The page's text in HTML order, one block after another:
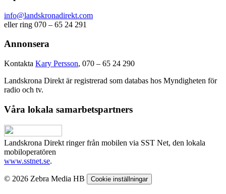
info@landskronadirekt.com
eller ring 070 – 65 24 291
Annonsera
Kontakta Kary Persson, 070 – 65 24 290
Landskrona Direkt är registrerad som databas hos Myndigheten för
radio och tv.
Våra lokala samarbetspartners
Landskrona Direkt ringer från mobilen via SST Net, den lokala
mobiloperatören
www.sstnet.se.
© 2026 Zebra Media HB Cookie inställningar